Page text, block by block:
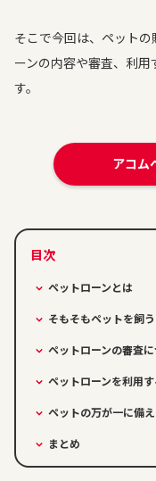
そこで今回は、ペット
ーンの内容や審査、利
す。
アコム
ペットローンとは
そもそもペットを飼
ペットローンの審査
ペットローンを利用
ペットの万が一に備
まとめ